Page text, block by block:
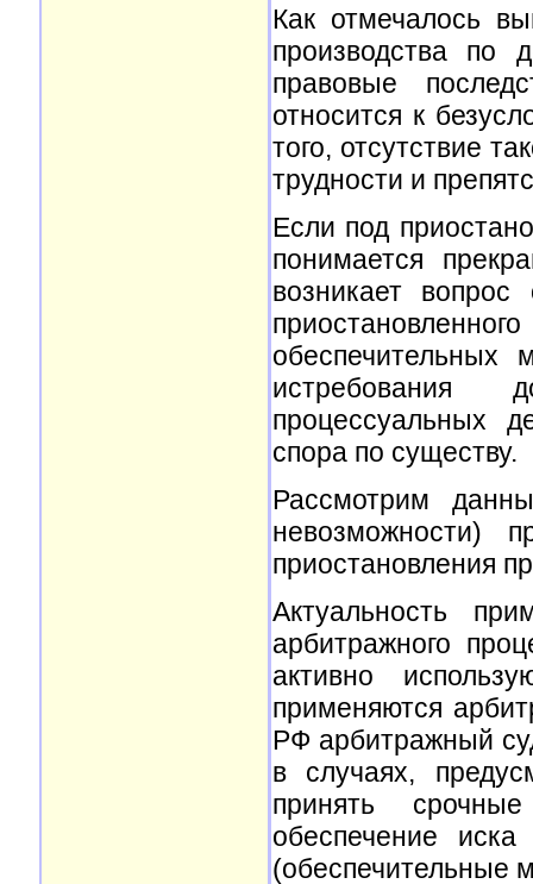
Как отмечалось
производства по
правовые
относится к
того, отсутствие
трудности и
Если под
понимается
возникает
обеспечительных
истребования
процессуальных
спора по существу.
Рассмотрим
невозможности)
приостановления
Актуальность
арбитражного
активно
применяются
РФ арбитражный
в случаях,
принять
обеспечение
(обеспечительные